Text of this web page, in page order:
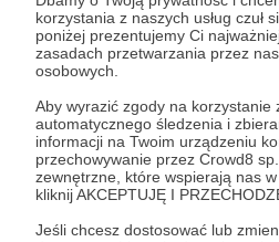
korzystania z naszych usług czuł
poniżej prezentujemy Ci
zasadach przetwarzania przez
osobowych.
Aby wyrazić zgody na korzystanie
automatycznego śledzenia i
informacji na Twoim urządzeniu
przechowywanie przez Crowd8
zewnętrzne, które wspierają nas w
kliknij AKCEPTUJĘ I
Jeśli chcesz dostosować lub
boisku piłkarskim, scenie
ulicy, opisujemy lokalne
nawet co w trawie piszczy,
ekologią. I tak już jesteśmy z
od prawie 70 lat!
Możesz być pewny, u nas
hejtu, informacji wyssanych
bezpodstawnych oskarżeń.
podstawie Prawa